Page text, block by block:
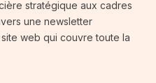
stratégique aux cadres
une newsletter
web qui couvre toute la